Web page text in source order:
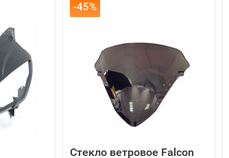
-45%
Стекло ветровое Falcon